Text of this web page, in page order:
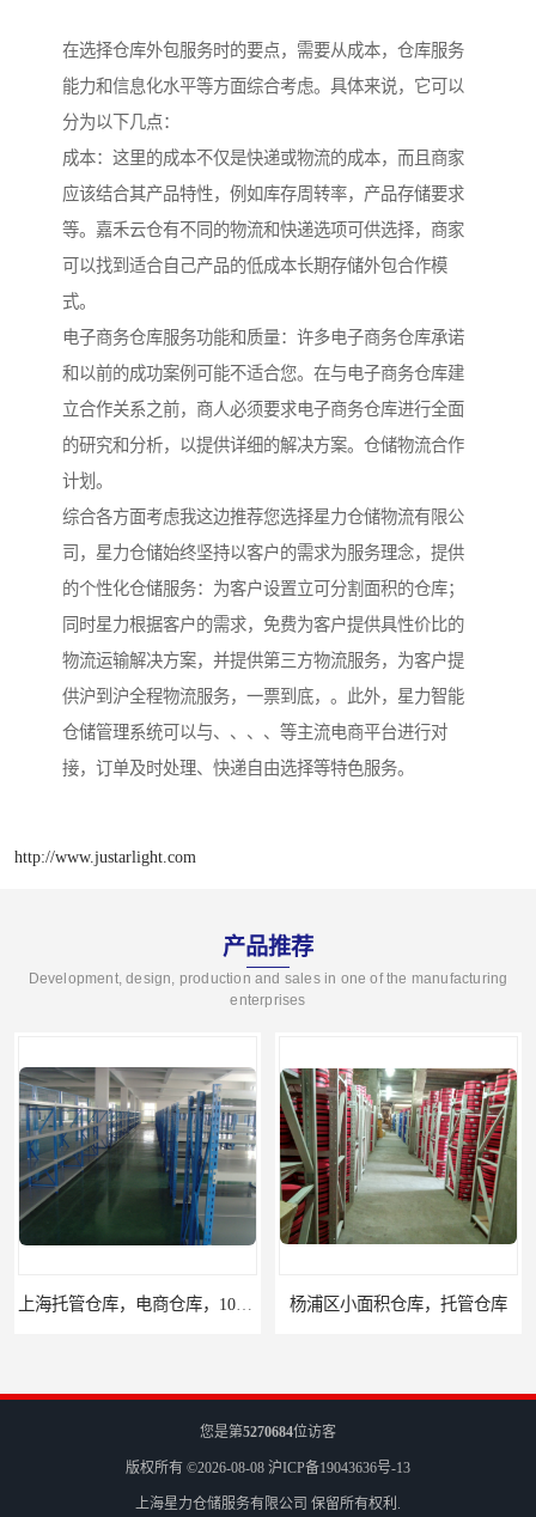
在选择仓库外包服务时的要点，需要从成本，仓库服务
能力和信息化水平等方面综合考虑。具体来说，它可以
分为以下几点：
成本：这里的成本不仅是快递或物流的成本，而且商家
应该结合其产品特性，例如库存周转率，产品存储要求
等。嘉禾云仓有不同的物流和快递选项可供选择，商家
可以找到适合自己产品的低成本长期存储外包合作模
式。
电子商务仓库服务功能和质量：许多电子商务仓库承诺
和以前的成功案例可能不适合您。在与电子商务仓库建
立合作关系之前，商人必须要求电子商务仓库进行全面
的研究和分析，以提供详细的解决方案。仓储物流合作
计划。
综合各方面考虑我这边推荐您选择星力仓储物流有限公
司，星力仓储始终坚持以客户的需求为服务理念，提供
的个性化仓储服务：为客户设置立可分割面积的仓库；
同时星力根据客户的需求，免费为客户提供具性价比的
物流运输解决方案，并提供第三方物流服务，为客户提
供沪到沪全程物流服务，一票到底，。此外，星力智能
仓储管理系统可以与、、、、等主流电商平台进行对
接，订单及时处理、快递自由选择等特色服务。
http://www.justarlight.com
产品推荐
Development, design, production and sales in one of the manufacturing
enterprises
上海托管仓库，电商仓库，10平起租 杨浦区小面积仓库，托管仓库
您是第5270684位访客
版权所有 ©2026-08-08 沪ICP备19043636号-13
上海星力仓储服务有限公司 保留所有权利.